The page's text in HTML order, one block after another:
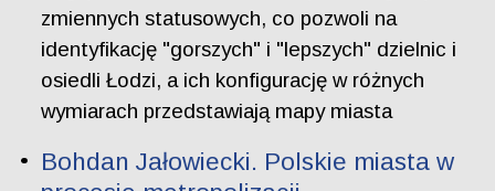
zmiennych statusowych, co pozwoli na
identyfikację "gorszych" i "lepszych" dzielnic i
osiedli Łodzi, a ich konfigurację w różnych
wymiarach przedstawiają mapy miasta
Bohdan Jałowiecki. Polskie miasta w